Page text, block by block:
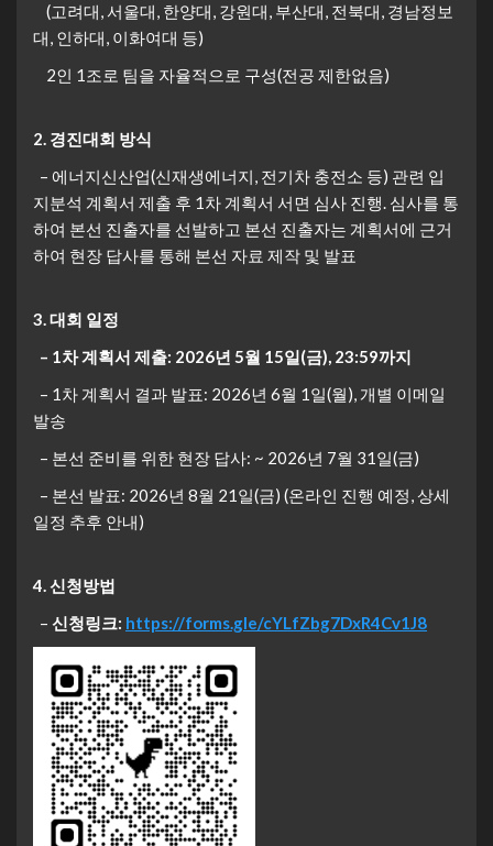
(고려대, 서울대, 한양대, 강원대, 부산대, 전북대, 경남정보
대, 인하대, 이화여대 등)
2인 1조로 팀을 자율적으로 구성(전공 제한없음)
2. 경진대회 방식
– 에너지신산업(신재생에너지, 전기차 충전소 등) 관련 입
지분석 계획서 제출 후 1차 계획서 서면 심사 진행. 심사를 통
하여 본선 진출자를 선발하고 본선 진출자는 계획서에 근거
하여 현장 답사를 통해 본선 자료 제작 및 발표
3. 대회 일정
– 1차 계획서 제출: 2026년 5월 15일(금), 23:59까지
– 1차 계획서 결과 발표: 2026년 6월 1일(월), 개별 이메일
발송
– 본선 준비를 위한 현장 답사: ~ 2026년 7월 31일(금)
– 본선 발표: 2026년 8월 21일(금) (온라인 진행 예정, 상세
일정 추후 안내)
4. 신청방법
– 신청링크: https://forms.gle/cYLfZbg7DxR4Cv1J8